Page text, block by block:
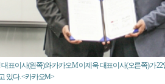
표이사(왼쪽)와 카카오M 이제욱 대표이사(오른쪽)가
있다. <카카오M>